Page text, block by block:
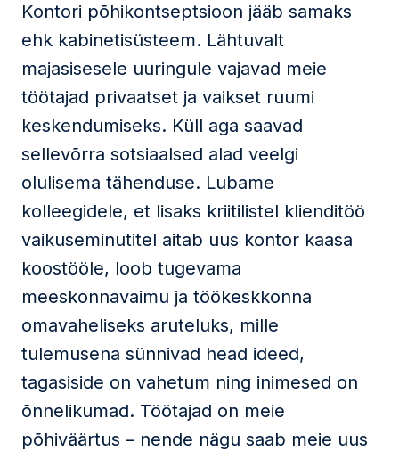
Kontori põhikontseptsioon jääb samaks
ehk kabinetisüsteem. Lähtuvalt
majasisesele uuringule vajavad meie
töötajad privaatset ja vaikset ruumi
keskendumiseks. Küll aga saavad
sellevõrra sotsiaalsed alad veelgi
olulisema tähenduse. Lubame
kolleegidele, et lisaks kriitilistel klienditöö
vaikuseminutitel aitab uus kontor kaasa
koostööle, loob tugevama
meeskonnavaimu ja töökeskkonna
omavaheliseks aruteluks, mille
tulemusena sünnivad head ideed,
tagasiside on vahetum ning inimesed on
õnnelikumad. Töötajad on meie
põhiväärtus – nende nägu saab meie uus